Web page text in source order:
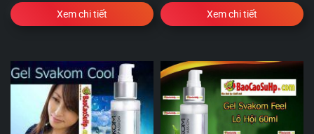
Xem chi tiết Xem chi tiết